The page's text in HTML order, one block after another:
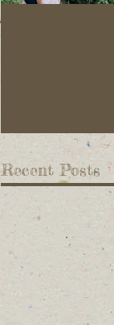
Recent Posts